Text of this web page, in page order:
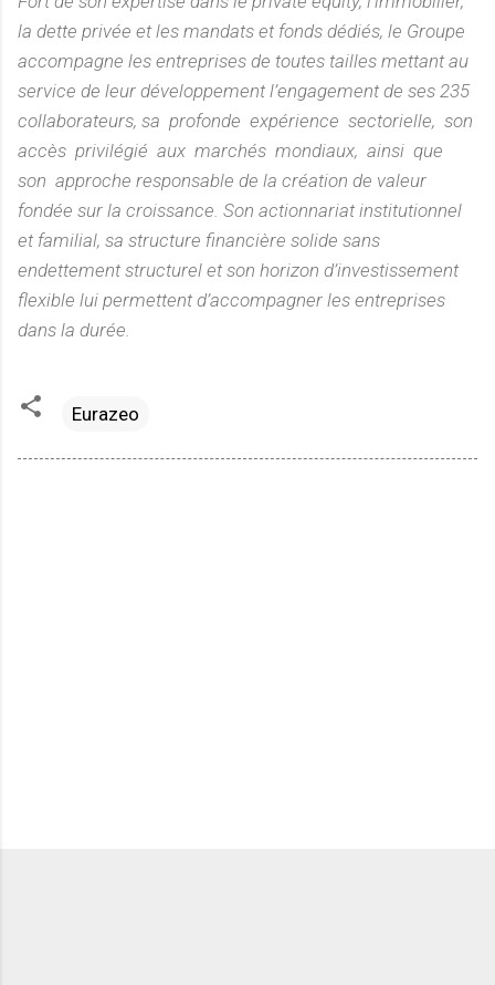
la dette privée et les mandats et fonds dédiés, le Groupe
accompagne les entreprises de toutes tailles mettant au
service de leur développement l’engagement de ses 235
collaborateurs, sa profonde expérience sectorielle, son
accès privilégié aux marchés mondiaux, ainsi que
son approche responsable de la création de valeur
fondée sur la croissance. Son actionnariat institutionnel
et familial, sa structure financière solide sans
endettement structurel et son horizon d’investissement
flexible lui permettent d’accompagner les entreprises
dans la durée.
Eurazeo